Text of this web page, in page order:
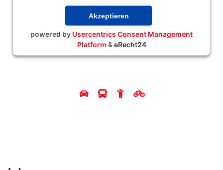
Akzeptieren
powered by Usercentrics Consent Management
Platform &eRecht24